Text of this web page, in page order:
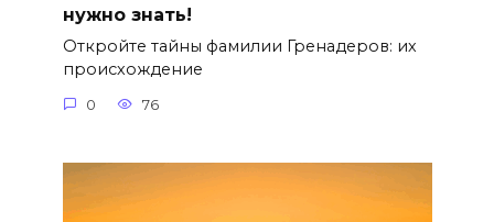
нужно знать!
Откройте тайны фамилии Гренадеров: их
происхождение
0 76